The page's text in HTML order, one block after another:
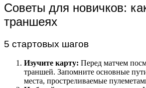
Советы для новичков:
траншеях
5 стартовых шагов
Изучите карту: Перед матчем
траншей. Запомните основные
места, простреливаемые